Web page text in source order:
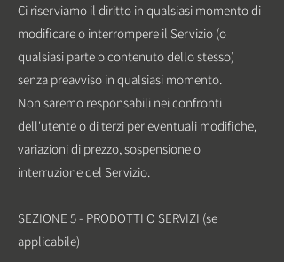
Ci riserviamo il diritto in qualsiasi momento di
modificare o interrompere il Servizio (o
qualsiasi parte o contenuto dello stesso)
senza preavviso in qualsiasi momento.
Non saremo responsabili nei confronti
dell'utente o di terzi per eventuali modifiche,
variazioni di prezzo, sospensione o
interruzione del Servizio.
SEZIONE 5 - PRODOTTI O SERVIZI (se
applicabile)